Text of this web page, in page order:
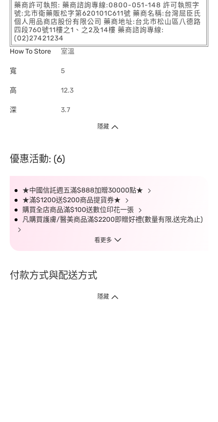
藥商許可執照: 藥商諮詢專線:0800-051-148 許可執照字
號:北市衛藥販松字第620101C611號 藥商名稱:台灣屈臣氏
個人用品商店股份有限公司 藥商地址:台北市松山區八德路
四段760號11樓之1、之2及14樓 藥商諮詢專線:
(02)27421234
How To Store
室溫
寬 5
高 12.3
深 3.7
隱藏
優惠活動: (6)
★中國信託週五滿$888加贈30000點★
★滿$1200送$200商品提貨券★
購買全店商品滿$100送數位印花一張
凡購買護膚/醫美商品滿$2200即贈好禮(數量有限,送完為止)
看更多
付款方式與配送方式
隱藏